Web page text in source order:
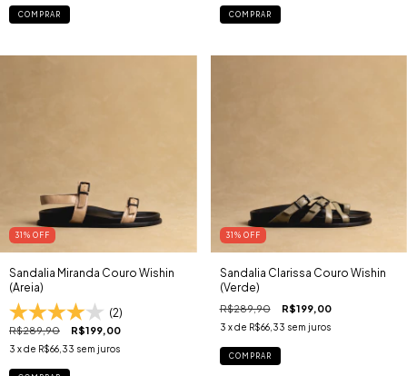
COMPRAR COMPRAR
31 % OFF
Sandalia Miranda Couro Wishin
(Areia)
(2)
R$289,90 R$199,00
3 x de R$66,33 sem juros
31 % OFF
Sandalia Clarissa Couro Wishin
(Verde)
R$289,90 R$199,00
3 x de R$66,33 sem juros
COMPRAR